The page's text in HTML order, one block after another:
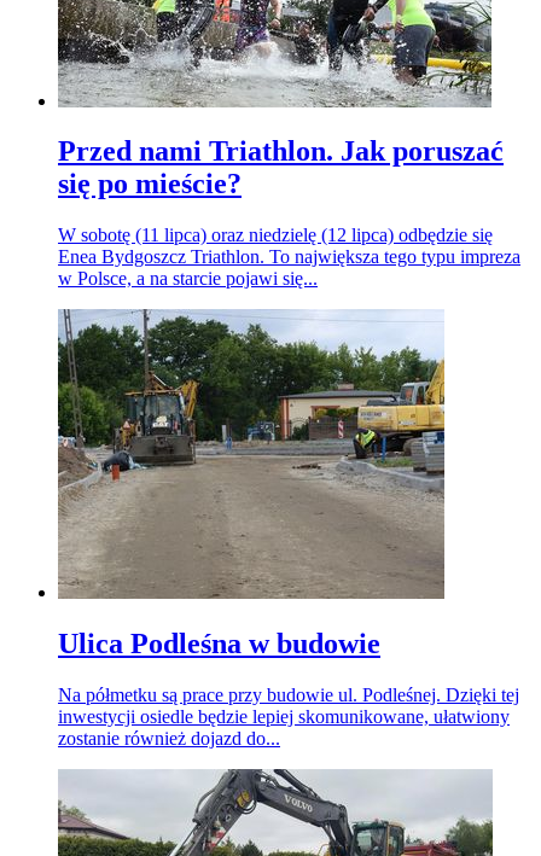
Przed nami Triathlon. Jak poruszać
się po mieście?
W sobotę (11 lipca) oraz niedzielę (12 lipca) odbędzie się
Enea Bydgoszcz Triathlon. To największa tego typu impreza
w Polsce, a na starcie pojawi się...
Ulica Podleśna w budowie
Na półmetku są prace przy budowie ul. Podleśnej. Dzięki tej
inwestycji osiedle będzie lepiej skomunikowane, ułatwiony
zostanie również dojazd do...